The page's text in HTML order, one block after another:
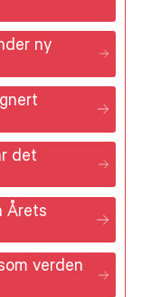
ny
det
Årets
verden